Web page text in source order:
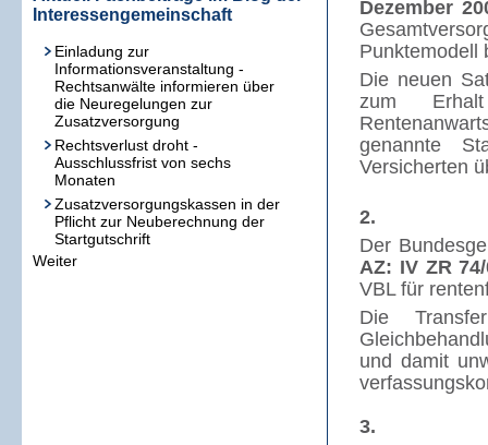
Interessengemeinschaft
Einladung zur
Informationsveranstaltung -
Rechtsanwälte informieren über
die Neuregelungen zur
Zusatzversorgung
Rechtsverlust droht -
Ausschlussfrist von sechs
Monaten
Zusatzversorgungskassen in der
Pflicht zur Neuberechnung der
Startgutschrift
Weiter
Dezember
Punktemodell
Die neuen
zum
genannte
Versicherten
2.
Der
AZ: IV ZR
VBL für
Die
und damit
3.